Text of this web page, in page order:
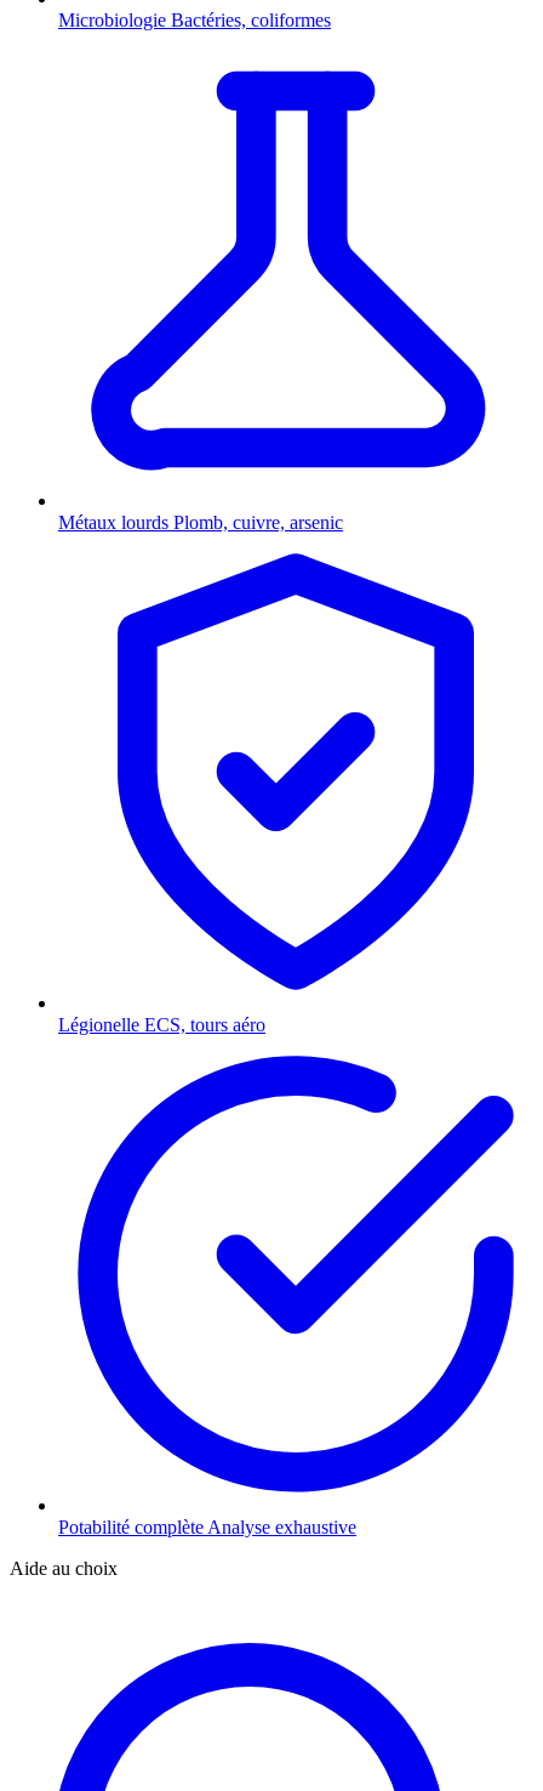
Microbiologie Bactéries, coliformes
Métaux lourds Plomb, cuivre, arsenic
Légionelle ECS, tours aéro
Potabilité complète Analyse exhaustive
Aide au choix